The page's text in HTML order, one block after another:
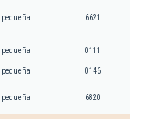
pequeña 6621
pequeña 0111
pequeña 0146
pequeña 6820